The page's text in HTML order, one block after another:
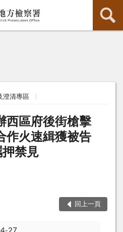
澄清專區
西區府後街槍擊
火速緝獲被告
禁見
回上一頁